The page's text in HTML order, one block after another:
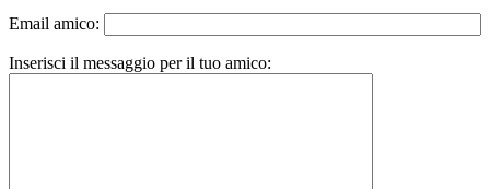
Email amico:
Inserisci il messaggio per il tuo amico: